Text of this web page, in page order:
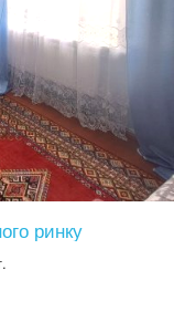
ринку